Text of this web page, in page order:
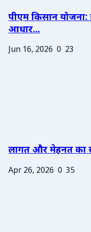
पीएम किसान
आधार...
Jun 16, 2026 0 23
लागत और मेहनत का
Apr 26, 2026 0 35